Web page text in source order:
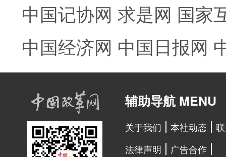
中国记协网 求是网 国家
中国经济网 中国日报网
辅助导航 MENU
关于我们 本社动态
法律声明
广告合作